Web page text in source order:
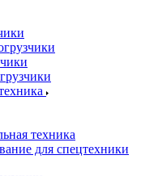
техника
для спецтехники